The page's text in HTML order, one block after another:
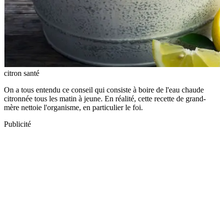
citron santé
On a tous entendu ce conseil qui consiste à boire de l'eau chaude
citronnée tous les matin à jeune. En réalité, cette recette de grand-
mère nettoie l'organisme, en particulier le foi.
Publicité